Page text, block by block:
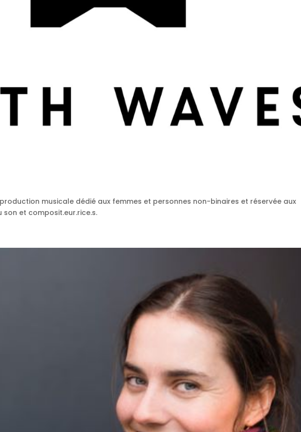
musicale dédié aux femmes et personnes non-binaires et réservée aux
son et composit.eur.rice.s.